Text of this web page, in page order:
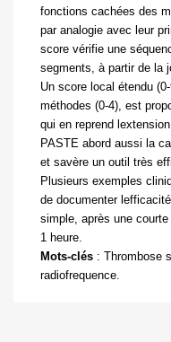
fonctions cachées des
par analogie avec leur
score vérifie une
segments, à partir de la
Un score local étendu
méthodes (0-4), est
qui en reprend
PASTE abord aussi la
et savère un outil très
Plusieurs exemples
de documenter
simple, après une courte
1 heure.
Mots-clés : Thrombose
radiofrequence.